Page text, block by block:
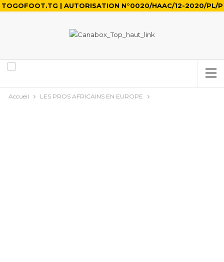
TOGOFOOT.TG | AUTORISATION N°0020/HAAC/12-2020/PL/P
Accueil LES PROS AFRICAINS EN EUROPE